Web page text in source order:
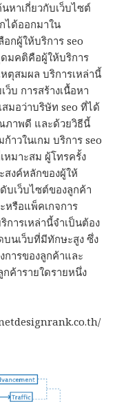
หาเกี่ยวกับเว็บไซต์
ได้ออกมาใน
อกผู้ให้บริการ seo
มคติคือผู้ให้บริการ
ตุสมผล บริการเหล่านี้
บ การสร้างเนื้อหา
สมอว่าบริษัท seo ที่ได้
ภาพดี และด้วยวิธีนี้
าวในเกม บริการ seo
หมาะสม ผู้โทรครั้ง
สงค์หลักของผู้ให้
บเว็บไซต์ของลูกค้า
หรือแพ็คเกจการ
ารเหล่านี้จำเป็นต้อง
บนเว็บที่มีทักษะสูง ซึ่ง
การของลูกค้าและ
ค้ารายใดรายหนึ่ง